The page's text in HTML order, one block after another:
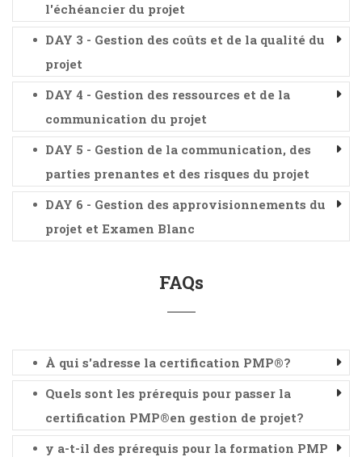
l'échéancier du projet
DAY 3 - Gestion des coûts et de la qualité du
projet
DAY 4 - Gestion des ressources et de la
communication du projet
DAY 5 - Gestion de la communication, des
parties prenantes et des risques du projet
DAY 6 - Gestion des approvisionnements du
projet et Examen Blanc
FAQs
À qui s'adresse la certification PMP®?
Quels sont les prérequis pour passer la
certification PMP®en gestion de projet?
y a-t-il des prérequis pour la formation PMP